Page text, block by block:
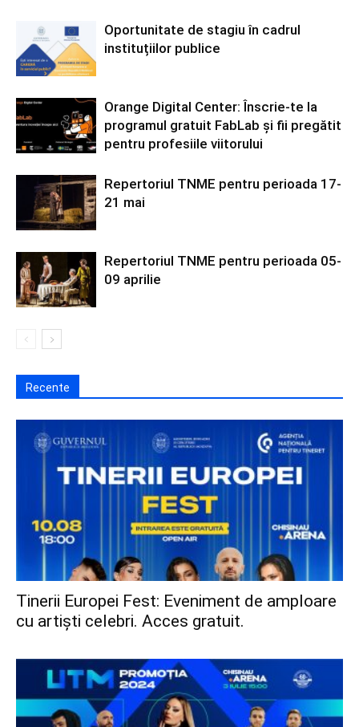
Oportunitate de stagiu în cadrul
instituțiilor publice
Orange Digital Center: Înscrie-te la
programul gratuit FabLab și fii pregătit
pentru profesiile viitorului
Repertoriul TNME pentru perioada 17-
21 mai
Repertoriul TNME pentru perioada 05-
09 aprilie
Recente
Tinerii Europei Fest: Eveniment de amploare
cu artiști celebri. Acces gratuit.